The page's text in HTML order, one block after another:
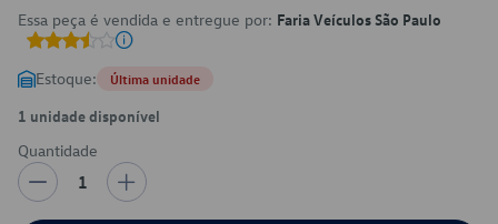
Essa peça é vendida e entregue por: Faria Veículos São Paulo
Estoque: Última unidade
1 unidade disponível
Quantidade
1